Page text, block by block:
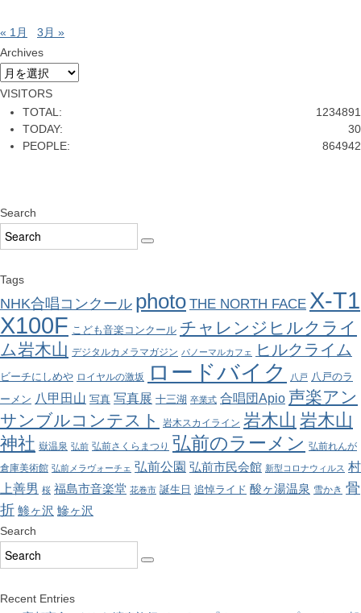
« 1月
3月 »
Archives
Archives
VISITORS
1234891
TOTAL:
30
TODAY:
864942
PEOPLE:
Search
Tags
NHK合唱コンクール photo THE NORTH FACE X-T1
X100F こども音楽コンクール チャレンジヒルクライ
ム岩木山 デジタルカメラマガジン パノーマルカフェ ヒルクライム
ビーチにしめや ロイヤルの激坂 ロードバイク 八戸 八戸のラ
ーメン 八甲田山 写真 写真展 十三湖 卒業式 合唱団Apio 声楽アン
サンブルコンテスト
岩木スカイライン 岩木山 岩木山
神社 嶽温泉 弘前 弘前さくらまつり 弘前のラーメン 弘前れんが
倉庫美術館 弘前メラヴォーチェ 弘前公園 弘前市民会館 新型コロナウィルス 村
上善男 桜 福島市音楽堂 花巻市 誕生日 追悼ライド 酸ヶ湯温泉 雪かき 骨
折 鯵ヶ沢 鰺ヶ沢
Search
Recent Entries